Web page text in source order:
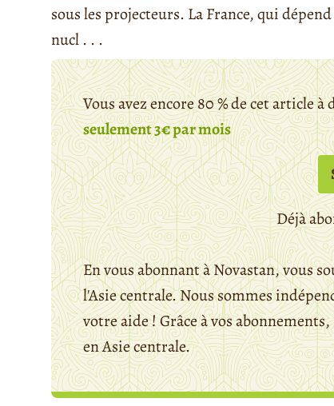
sous les projecteurs. La France, qui
nucl . . .
Vous avez encore 80 % de cet article
seulement 3€ par mois
Déjà
En vous abonnant à Novastan, vous
l'Asie centrale. Nous sommes
votre aide ! Grâce à vos
en Asie centrale.